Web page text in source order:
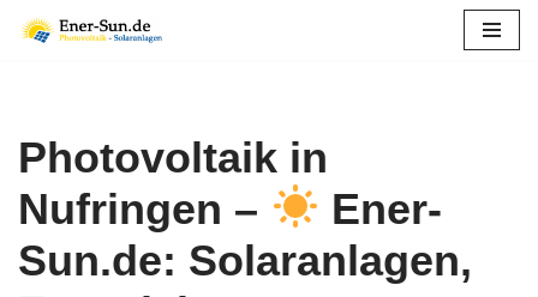
Photovoltaik in
Nufringen –
Ener-
Sun.de: Solaranlagen,